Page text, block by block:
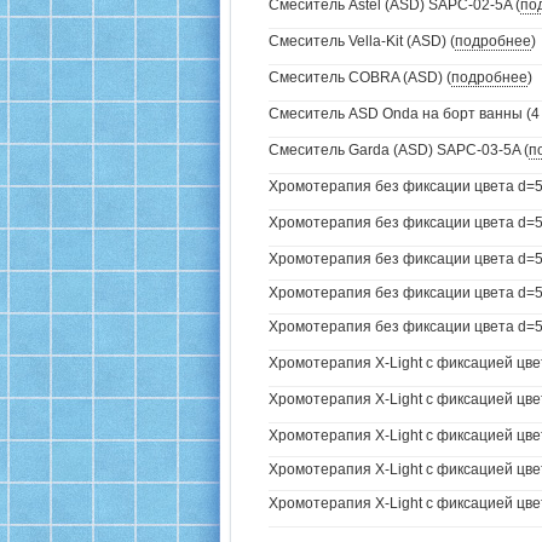
Смеситель Astel (ASD) SAPC-02-5A (
Смеситель Vella-Kit (ASD) (подробнее)
Смеситель COBRA (ASD) (подробнее)
Смеситель ASD Onda на борт ванны
Смеситель Garda (ASD) SAPC-03-5A (
Хромотерапия без фиксации цвета
Хромотерапия без фиксации цвета
Хромотерапия без фиксации цвета
Хромотерапия без фиксации цвета
Хромотерапия без фиксации цвета
Хромотерапия X-Light с фиксацией
Хромотерапия X-Light с фиксацией
Хромотерапия X-Light с фиксацией
Хромотерапия X-Light с фиксацией
Хромотерапия X-Light с фиксацией